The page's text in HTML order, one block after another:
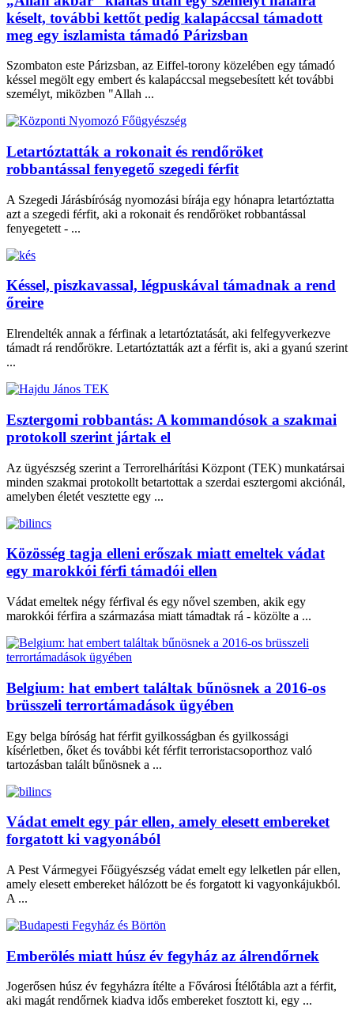
késelt, további kettőt pedig kalapáccsal támadott
meg egy iszlamista támadó Párizsban
Szombaton este Párizsban, az Eiffel-torony közelében egy támadó
késsel megölt egy embert és kalapáccsal megsebesített két további
személyt, miközben "Allah ...
Letartóztatták a rokonait és rendőröket
robbantással fenyegető szegedi férfit
A Szegedi Járásbíróság nyomozási bírája egy hónapra letartóztatta
azt a szegedi férfit, aki a rokonait és rendőröket robbantással
fenyegetett - ...
Késsel, piszkavassal, légpuskával támadnak a rend
őreire
Elrendelték annak a férfinak a letartóztatását, aki felfegyverkezve
támadt rá rendőrökre. Letartóztatták azt a férfit is, aki a gyanú szerint
...
Esztergomi robbantás: A kommandósok a szakmai
protokoll szerint jártak el
Az ügyészség szerint a Terrorelhárítási Központ (TEK) munkatársai
minden szakmai protokollt betartottak a szerdai esztergomi akciónál,
amelyben életét vesztette egy ...
Közösség tagja elleni erőszak miatt emeltek vádat
egy marokkói férfi támadói ellen
Vádat emeltek négy férfival és egy nővel szemben, akik egy
marokkói férfira a származása miatt támadtak rá - közölte a ...
Belgium: hat embert találtak bűnösnek a 2016-os
brüsszeli terrortámadások ügyében
Egy belga bíróság hat férfit gyilkosságban és gyilkossági
kísérletben, őket és további két férfit terroristacsoporthoz való
tartozásban talált bűnösnek a ...
Vádat emelt egy pár ellen, amely elesett embereket
forgatott ki vagyonából
A Pest Vármegyei Főügyészség vádat emelt egy lelketlen pár ellen,
amely elesett embereket hálózott be és forgatott ki vagyonkájukból.
A ...
Emberölés miatt húsz év fegyház az álrendőrnek
Jogerősen húsz év fegyházra ítélte a Fővárosi Ítélőtábla azt a férfit,
aki magát rendőrnek kiadva idős embereket fosztott ki, egy ...